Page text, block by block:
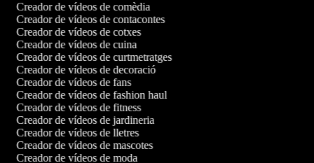
Creador de vídeos de comèdia
Creador de vídeos de contacontes
Creador de vídeos de cotxes
Creador de vídeos de cuina
Creador de vídeos de curtmetratges
Creador de vídeos de decoració
Creador de vídeos de fans
Creador de vídeos de fashion haul
Creador de vídeos de fitness
Creador de vídeos de jardineria
Creador de vídeos de lletres
Creador de vídeos de mascotes
Creador de vídeos de moda